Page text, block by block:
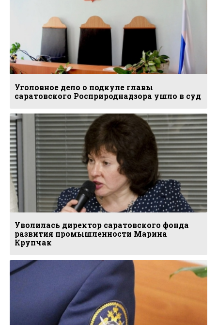
Уголовное дело о подкупе главы
саратовского Росприроднадзора ушло в суд
Уволилась директор саратовского фонда
развития промышленности Марина
Крупчак